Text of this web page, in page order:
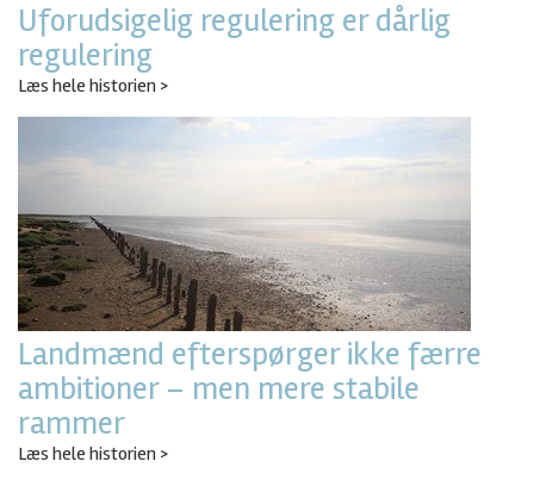
Uforudsigelig regulering er dårlig
regulering
Læs hele historien >
Landmænd efterspørger ikke færre
ambitioner – men mere stabile
rammer
Læs hele historien >